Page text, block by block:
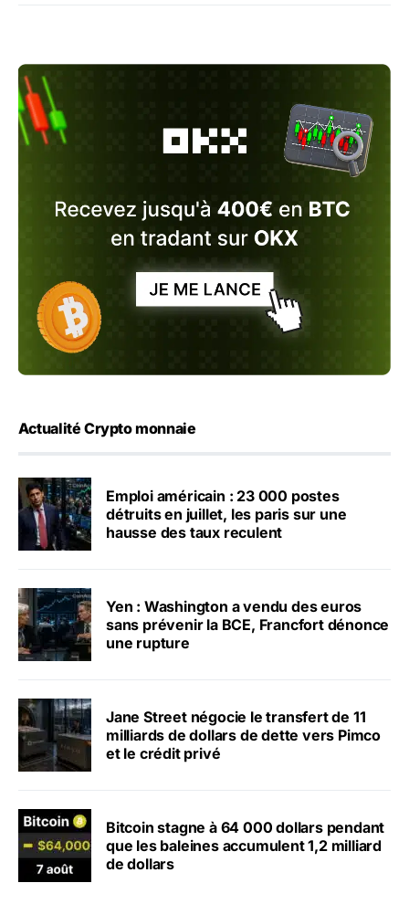
Actualité Crypto monnaie
Emploi américain : 23 000 postes
détruits en juillet, les paris sur une
hausse des taux reculent
Yen : Washington a vendu des euros
sans prévenir la BCE, Francfort dénonce
une rupture
Jane Street négocie le transfert de 11
milliards de dollars de dette vers Pimco
et le crédit privé
Bitcoin stagne à 64 000 dollars pendant
que les baleines accumulent 1,2 milliard
de dollars